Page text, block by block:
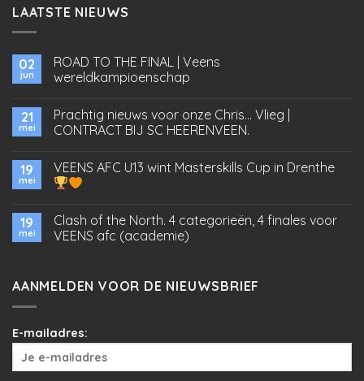
LAATSTE NIEUWS
02
jun
ROAD TO THE FINAL | Veens
wereldkampioenschap
21
mei
Prachtig nieuws voor onze Chris… Vlieg |
CONTRACT BIJ SC HEERENVEEN.
19
mei
VEENS AFC U13 wint Masterskills Cup in Drenthe
19
mei
Clash of the North. 4 categorieën, 4 finales voor
VEENS afc (academie)
AANMELDEN VOOR DE NIEUWSBRIEF
E-mailadres: